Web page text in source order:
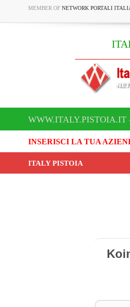
MEMBER OF NETWORK PORTALI
WWW.ITALY.PISTOIA.IT
INSERISCI LA TUA
ITALY PISTOIA